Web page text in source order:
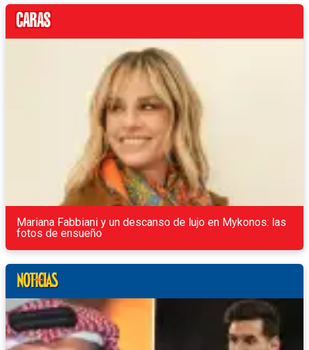
Mariana Fabbiani y un descanso de lujo en Mykonos: las
fotos de ensueño